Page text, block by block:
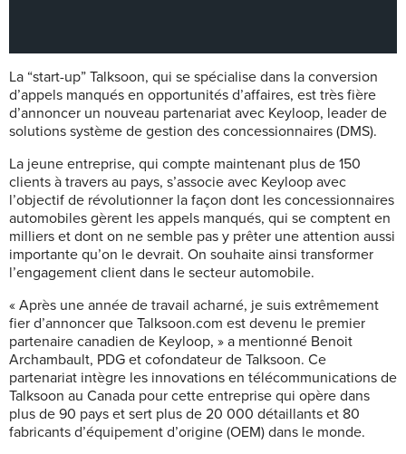
La “start-up” Talksoon, qui se spécialise dans la conversion
d’appels manqués en opportunités d’affaires, est très fière
d’annoncer un nouveau partenariat avec Keyloop, leader de
solutions système de gestion des concessionnaires (DMS).
La jeune entreprise, qui compte maintenant plus de 150
clients à travers au pays, s’associe avec Keyloop avec
l’objectif de révolutionner la façon dont les concessionnaires
automobiles gèrent les appels manqués, qui se comptent en
milliers et dont on ne semble pas y prêter une attention aussi
importante qu’on le devrait. On souhaite ainsi transformer
l’engagement client dans le secteur automobile.
« Après une année de travail acharné, je suis extrêmement
fier d’annoncer que Talksoon.com est devenu le premier
partenaire canadien de Keyloop, » a mentionné Benoit
Archambault, PDG et cofondateur de Talksoon. Ce
partenariat intègre les innovations en télécommunications de
Talksoon au Canada pour cette entreprise qui opère dans
plus de 90 pays et sert plus de 20 000 détaillants et 80
fabricants d’équipement d’origine (OEM) dans le monde.